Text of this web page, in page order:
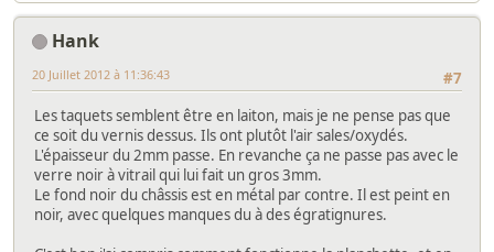
Hank
#7
20 Juillet 2012 à 11:36:43
Les taquets semblent être en laiton, mais je ne pense pas que
ce soit du vernis dessus. Ils ont plutôt l'air sales/oxydés.
L'épaisseur du 2mm passe. En revanche ça ne passe pas avec le
verre noir à vitrail qui lui fait un gros 3mm.
Le fond noir du châssis est en métal par contre. Il est peint en
noir, avec quelques manques du à des égratignures.